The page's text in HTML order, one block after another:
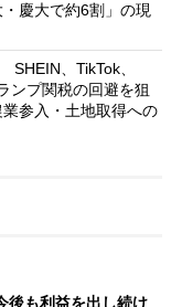
慶大で約6割」の現
、TikTok、
ンプ関税の回避を狙
参入・土地取得への
後も利益を出し続け